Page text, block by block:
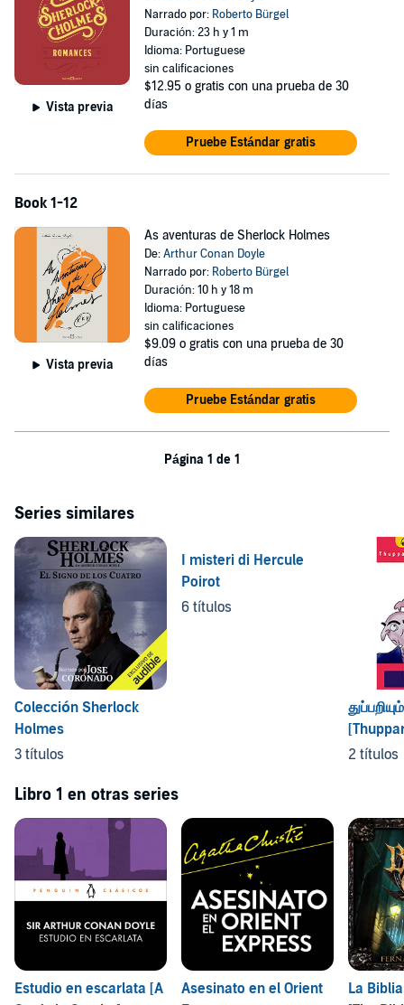
Vista previa
Narrado por: Roberto Bürgel
Duración: 23 h y 1 m
Idioma: Portuguese
sin calificaciones
$12.95 o gratis con una prueba de 30
días
Pruebe Estándar gratis
Book 1-12
Vista previa
As aventuras de Sherlock Holmes
De:Arthur Conan Doyle
Narrado por: Roberto Bürgel
Duración: 10 h y 18 m
Idioma: Portuguese
sin calificaciones
$9.09 o gratis con una prueba de 30
días
Pruebe Estándar gratis
Página 1 de 1
Series similares
Colección Sherlock
Holmes
3 títulos
I misteri di Hercule
Poirot
6 títulos
2 títulos
Libro 1 en otras series
Estudio en escarlata [A
Asesinato en el Orient
La